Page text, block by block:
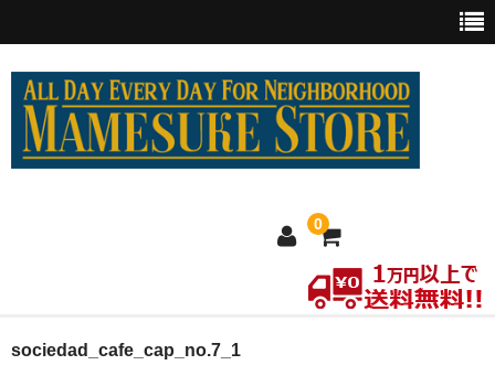
0
ホーム
sociedad_cafe_cap_no.7_1